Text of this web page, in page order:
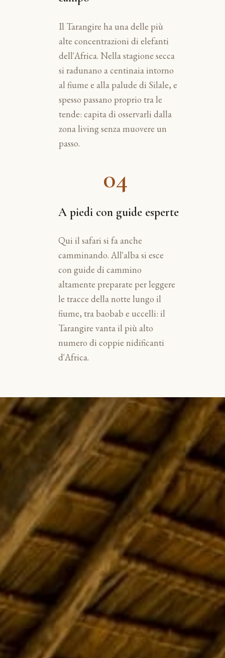
Il Tarangire ha una delle più
alte concentrazioni di elefanti
dell'Africa. Nella stagione secca
si radunano a centinaia intorno
al fiume e alla palude di Silale, e
spesso passano proprio tra le
tende: capita di osservarli dalla
zona living senza muovere un
passo.
04
A piedi con guide esperte
Qui il safari si fa anche
camminando. All'alba si esce
con guide di cammino
altamente preparate per leggere
le tracce della notte lungo il
fiume, tra baobab e uccelli: il
Tarangire vanta il più alto
numero di coppie nidificanti
d'Africa.